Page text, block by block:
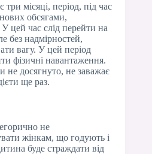
місяці, період, під час
обсягами,
цей час слід перейти на
без надмірностей,
вагу. У цей період
фізичні навантаження.
не досягнуто, не заважає
ще раз.
не
жінкам, що годують і
буде страждати від